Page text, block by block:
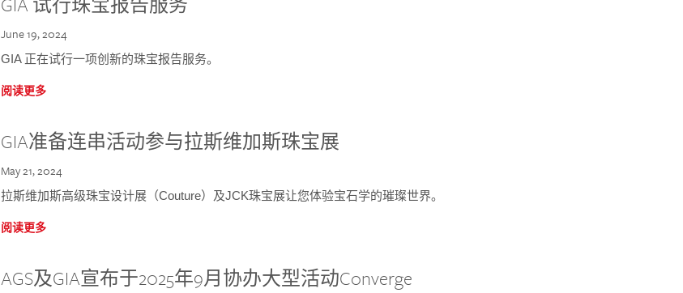
June 19, 2024
GIA 正在试行一项创新的珠宝报告服务。
阅读更多
GIA准备连串活动参与拉斯维加斯珠宝展
May 21, 2024
拉斯维加斯高级珠宝设计展（Couture）及JCK珠宝展让您体验宝石学的璀璨世界。
阅读更多
AGS及GIA宣布于2025年9月协办大型活动Converge